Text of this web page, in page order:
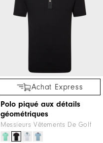
Achat Express
Polo piqué aux détails
géométriques
Messieurs Vêtements De Golf